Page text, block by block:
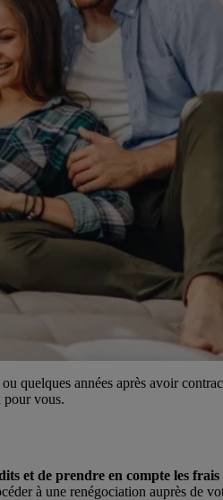
quelques années après avoir
pour vous.
et de prendre en compte les
à une renégociation auprès de